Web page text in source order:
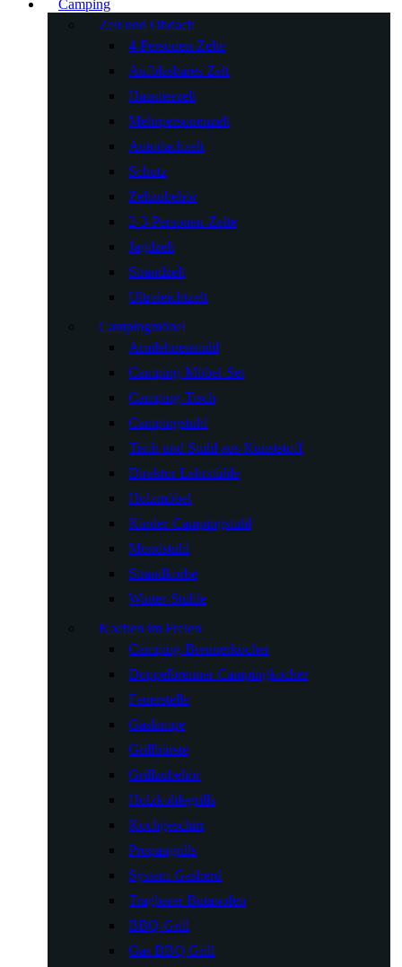
Camping
Zelt und Obdach
4-Personen-Zelte
Aufblasbares Zelt
Haustierzelt
Mehrpersonenzelt
Autodachzelt
Schutz
Zeltzubehör
2-3-Personen-Zelte
Jagdzelt
Strandzelt
Ultraleichtzelt
Campingmöbel
Armlehnenstuhl
Camping-Möbel-Set
Camping-Tisch
Campingstuhl
Tisch und Stuhl aus Kunststoff
Direktor Lehrstühle
Holzmöbel
Kinder-Campingstuhl
Mondstuhl
Strandkörbe
Winter-Stühle
Kochen im Freien
Camping-Brennerkocher
Doppelbrenner Campingkocher
Feuerstelle
Gaslampe
Grillbürste
Grillzubehör
Holzkohlegrills
Kochgeschirr
Propangrills
System-Gasherd
Tragbarer Butanofen
BBQ-Grill
Gas BBQ Grill